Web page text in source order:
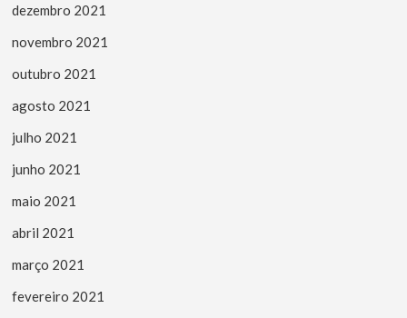
dezembro 2021
novembro 2021
outubro 2021
agosto 2021
julho 2021
junho 2021
maio 2021
abril 2021
março 2021
fevereiro 2021